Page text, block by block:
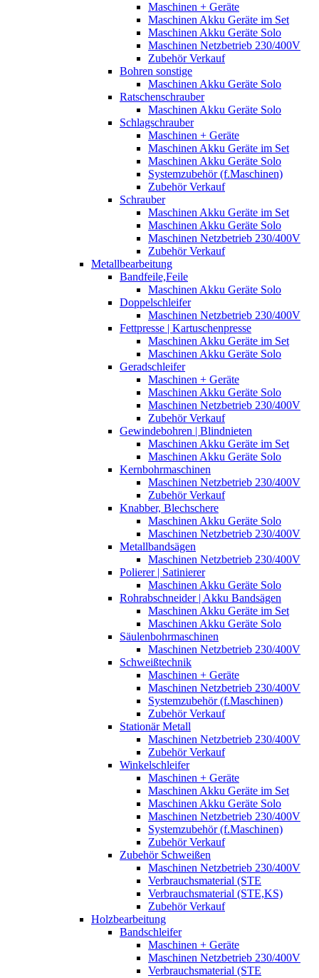
Maschinen + Geräte
Maschinen Akku Geräte im Set
Maschinen Akku Geräte Solo
Maschinen Netzbetrieb 230/400V
Zubehör Verkauf
Bohren sonstige
Maschinen Akku Geräte Solo
Ratschenschrauber
Maschinen Akku Geräte Solo
Schlagschrauber
Maschinen + Geräte
Maschinen Akku Geräte im Set
Maschinen Akku Geräte Solo
Systemzubehör (f.Maschinen)
Zubehör Verkauf
Schrauber
Maschinen Akku Geräte im Set
Maschinen Akku Geräte Solo
Maschinen Netzbetrieb 230/400V
Zubehör Verkauf
Metallbearbeitung
Bandfeile,Feile
Maschinen Akku Geräte Solo
Doppelschleifer
Maschinen Netzbetrieb 230/400V
Fettpresse | Kartuschenpresse
Maschinen Akku Geräte im Set
Maschinen Akku Geräte Solo
Geradschleifer
Maschinen + Geräte
Maschinen Akku Geräte Solo
Maschinen Netzbetrieb 230/400V
Zubehör Verkauf
Gewindebohren | Blindnieten
Maschinen Akku Geräte im Set
Maschinen Akku Geräte Solo
Kernbohrmaschinen
Maschinen Netzbetrieb 230/400V
Zubehör Verkauf
Knabber, Blechschere
Maschinen Akku Geräte Solo
Maschinen Netzbetrieb 230/400V
Metallbandsägen
Maschinen Netzbetrieb 230/400V
Polierer | Satinierer
Maschinen Akku Geräte Solo
Rohrabschneider | Akku Bandsägen
Maschinen Akku Geräte im Set
Maschinen Akku Geräte Solo
Säulenbohrmaschinen
Maschinen Netzbetrieb 230/400V
Schweißtechnik
Maschinen + Geräte
Maschinen Netzbetrieb 230/400V
Systemzubehör (f.Maschinen)
Zubehör Verkauf
Stationär Metall
Maschinen Netzbetrieb 230/400V
Zubehör Verkauf
Winkelschleifer
Maschinen + Geräte
Maschinen Akku Geräte im Set
Maschinen Akku Geräte Solo
Maschinen Netzbetrieb 230/400V
Systemzubehör (f.Maschinen)
Zubehör Verkauf
Zubehör Schweißen
Maschinen Netzbetrieb 230/400V
Verbrauchsmaterial (STE
Verbrauchsmaterial (STE,KS)
Zubehör Verkauf
Holzbearbeitung
Bandschleifer
Maschinen + Geräte
Maschinen Netzbetrieb 230/400V
Verbrauchsmaterial (STE